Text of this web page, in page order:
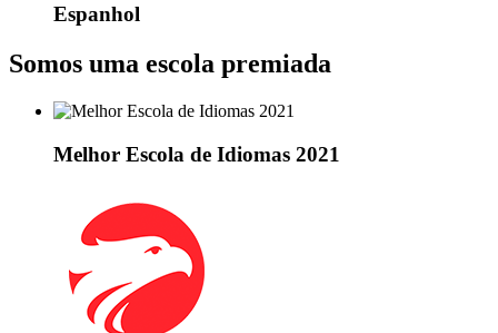
Espanhol
Somos uma escola premiada
Melhor Escola de Idiomas 2021